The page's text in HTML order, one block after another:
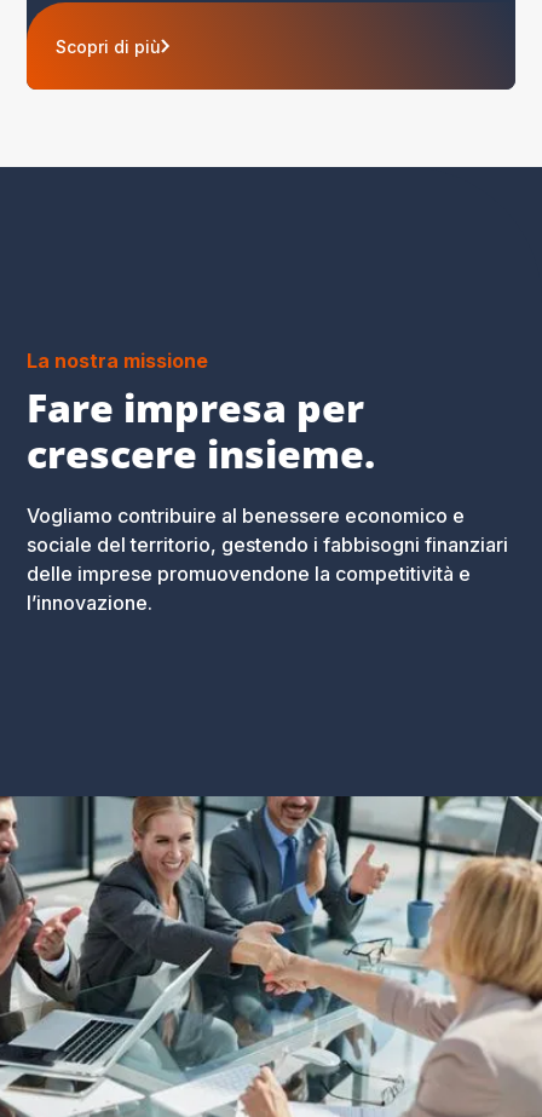
Scopri di più
La nostra missione
Fare impresa per
crescere insieme.
Vogliamo contribuire al benessere economico e
sociale del territorio, gestendo i fabbisogni finanziari
delle imprese promuovendone la competitività e
l’innovazione.